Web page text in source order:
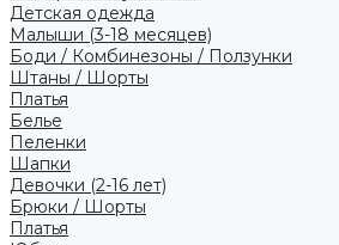
Детская одежда
Малыши (3-18 месяцев)
Боди / Комбинезоны / Ползунки
Штаны / Шорты
Платья
Белье
Пеленки
Шапки
Девочки (2-16 лет)
Брюки / Шорты
Платья